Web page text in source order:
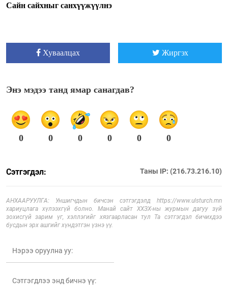
Сайн сайхныг санхүүжүүлнэ
Хуваалцах Жиргэх
Энэ мэдээ танд ямар санагдав?
0 0 0 0 0 0
Сэтгэгдэл: Таны IP: (216.73.216.10)
АНХААРУУЛГА: Уншигчдын бичсэн сэтгэгдэлд https://www.ulsturch.mn
хариуцлага хүлээхгүй болно. Манай сайт ХХЗХ-ны журмын дагуу зүй
зохисгүй зарим үг, хэллэгийг хязгаарласан тул Та сэтгэгдэл бичихдээ
бусдын эрх ашгийг хүндэтгэн үзнэ үү.